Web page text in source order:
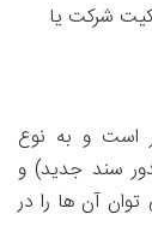
شرکت یا
است و به نوع
سند جدید) و
آن ها را در